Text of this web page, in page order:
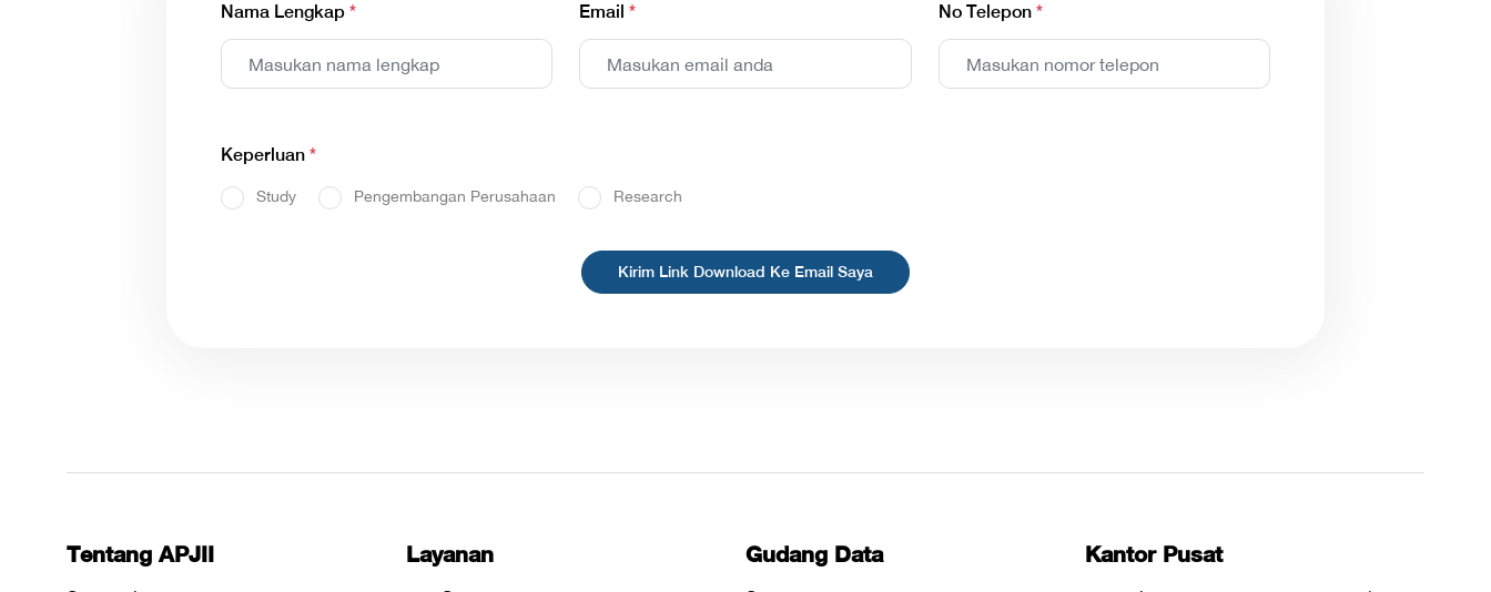
Nama Lengkap * Email* No Telepon *
Keperluan *
Study Pengembangan Perusahaan Research
Kirim Link Download Ke Email Saya
Tentang APJII Layanan Gudang Data Kantor Pusat